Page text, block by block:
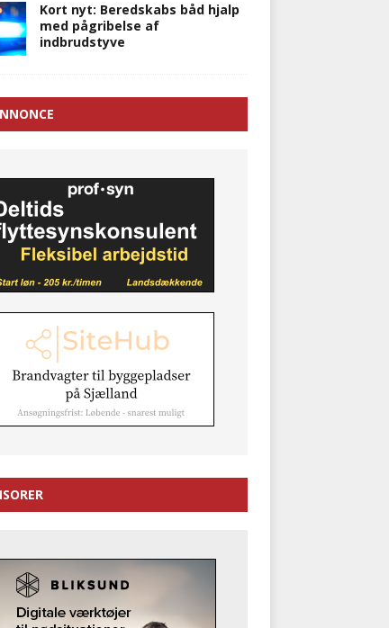
Kort nyt: Beredskabs båd hjalp
med pågribelse af
indbrudstyve